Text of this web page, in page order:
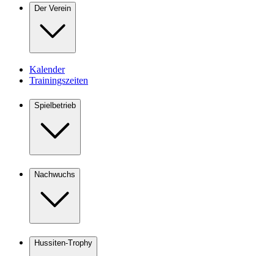
Der Verein
Kalender
Trainingszeiten
Spielbetrieb
Nachwuchs
Hussiten-Trophy